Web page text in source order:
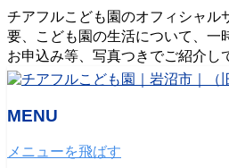
チアフルこども園のオフィシャル
要、こども園の生活について、一
お申込み等、写真つきでご紹介し
MENU
メニューを飛ばす